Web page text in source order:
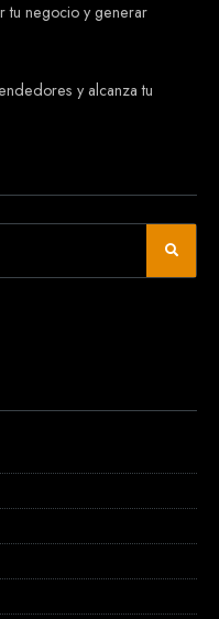
tu negocio y generar
y alcanza tu